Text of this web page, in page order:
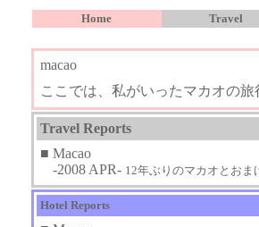
Home Travel
macao
ここでは、私がいったマカオの
Travel Reports
■ Macao
-2008 APR- 12年ぶりのマカオとおま
Hotel Reports